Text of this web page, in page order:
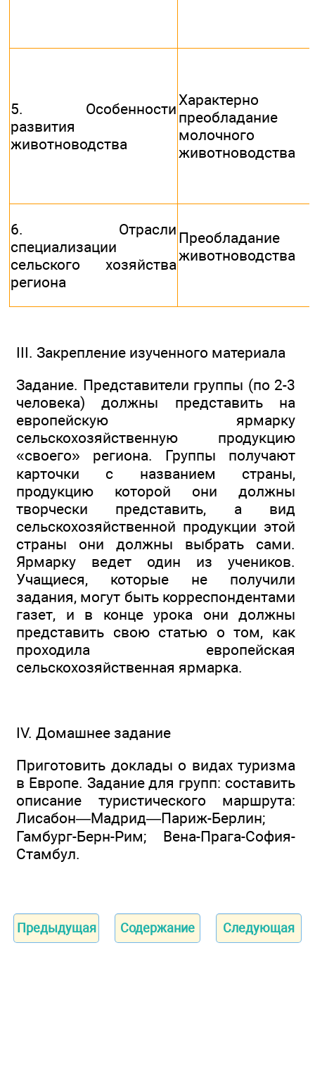
5. Особенности
развития
животноводства
Характерно
преобладание
молочного
животноводства
6. Отрасли
специализации
сельского хозяйства
региона
Преобладание
животноводства
III. Закрепление изученного материала
Задание. Представители группы (по 2-3
человека) должны представить на
европейскую ярмарку
сельскохозяйственную продукцию
«своего» региона. Группы получают
карточки с названием страны,
продукцию которой они должны
творчески представить, а вид
сельскохозяйственной продукции этой
страны они должны выбрать сами.
Ярмарку ведет один из учеников.
Учащиеся, которые не получили
задания, могут быть корреспондентами
газет, и в конце урока они должны
представить свою статью о том, как
проходила европейская
сельскохозяйственная ярмарка.
IV. Домашнее задание
Приготовить доклады о видах туризма
в Европе. Задание для групп: составить
описание туристического маршрута:
Лисабон—Мадрид—Париж-Берлин;
Гамбург-Берн-Рим; Вена-Прага-София-
Стамбул.
Предыдущая Содержание Следующая